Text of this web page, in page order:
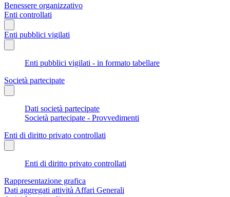
Benessere organizzativo
Enti controllati
Enti pubblici vigilati
Enti pubblici vigilati - in formato tabellare
Società partecipate
Dati società partecipate
Società partecipate - Provvedimenti
Enti di diritto privato controllati
Enti di diritto privato controllati
Rappresentazione grafica
Dati aggregati attività Affari Generali